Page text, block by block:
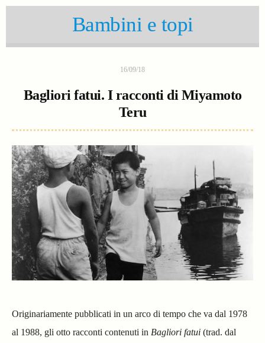
Bambini e topi
16/09/18
Bagliori fatui. I racconti di Miyamoto
Teru
Originariamente pubblicati in un arco di tempo che va dal 1978
al 1988, gli otto racconti contenuti in Bagliori fatui (trad. dal